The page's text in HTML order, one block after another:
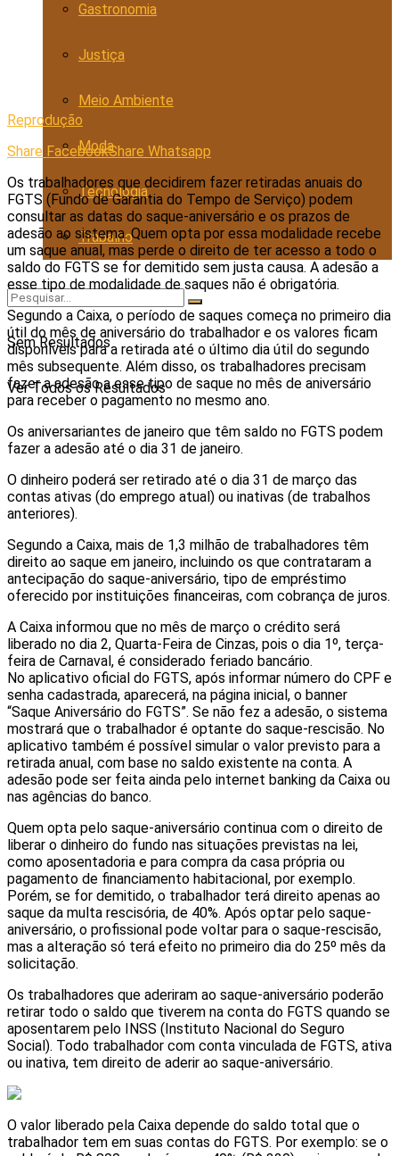
Gastronomia
Justiça
Meio Ambiente
Moda
Tecnologia
Trabalho
Sem Resultados
Ver Todos os Resultados
Reprodução
Share FacebookShare Whatsapp
Os trabalhadores que decidirem fazer retiradas anuais do
FGTS (Fundo de Garantia do Tempo de Serviço) podem
consultar as datas do saque-aniversário e os prazos de
adesão ao sistema. Quem opta por essa modalidade recebe
um saque anual, mas perde o direito de ter acesso a todo o
saldo do FGTS se for demitido sem justa causa. A adesão a
esse tipo de modalidade de saques não é obrigatória.
Segundo a Caixa, o período de saques começa no primeiro dia
útil do mês de aniversário do trabalhador e os valores ficam
disponíveis para a retirada até o último dia útil do segundo
mês subsequente. Além disso, os trabalhadores precisam
fazer a adesão a esse tipo de saque no mês de aniversário
para receber o pagamento no mesmo ano.
Os aniversariantes de janeiro que têm saldo no FGTS podem
fazer a adesão até o dia 31 de janeiro.
O dinheiro poderá ser retirado até o dia 31 de março das
contas ativas (do emprego atual) ou inativas (de trabalhos
anteriores).
Segundo a Caixa, mais de 1,3 milhão de trabalhadores têm
direito ao saque em janeiro, incluindo os que contrataram a
antecipação do saque-aniversário, tipo de empréstimo
oferecido por instituições financeiras, com cobrança de juros.
A Caixa informou que no mês de março o crédito será
liberado no dia 2, Quarta-Feira de Cinzas, pois o dia 1º, terça-
feira de Carnaval, é considerado feriado bancário.
No aplicativo oficial do FGTS, após informar número do CPF e
senha cadastrada, aparecerá, na página inicial, o banner
“Saque Aniversário do FGTS”. Se não fez a adesão, o sistema
mostrará que o trabalhador é optante do saque-rescisão. No
aplicativo também é possível simular o valor previsto para a
retirada anual, com base no saldo existente na conta. A
adesão pode ser feita ainda pelo internet banking da Caixa ou
nas agências do banco.
Quem opta pelo saque-aniversário continua com o direito de
liberar o dinheiro do fundo nas situações previstas na lei,
como aposentadoria e para compra da casa própria ou
pagamento de financiamento habitacional, por exemplo.
Porém, se for demitido, o trabalhador terá direito apenas ao
saque da multa rescisória, de 40%. Após optar pelo saque-
aniversário, o profissional pode voltar para o saque-rescisão,
mas a alteração só terá efeito no primeiro dia do 25º mês da
solicitação.
Os trabalhadores que aderiram ao saque-aniversário poderão
retirar todo o saldo que tiverem na conta do FGTS quando se
aposentarem pelo INSS (Instituto Nacional do Seguro
Social). Todo trabalhador com conta vinculada de FGTS, ativa
ou inativa, tem direito de aderir ao saque-aniversário.
O valor liberado pela Caixa depende do saldo total que o
trabalhador tem em suas contas do FGTS. Por exemplo: se o